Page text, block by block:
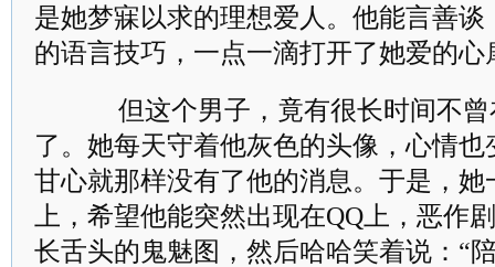
是她梦寐以求的理想爱人。他能言善
的语言技巧，一点一滴打开了她爱的心
但这个男子，竟有很长时间不曾
了。她每天守着他灰色的头像，心情
甘心就那样没有了他的消息。于是，她
上，希望他能突然出现在QQ上，恶作
长舌头的鬼魅图，然后哈哈笑着说：“